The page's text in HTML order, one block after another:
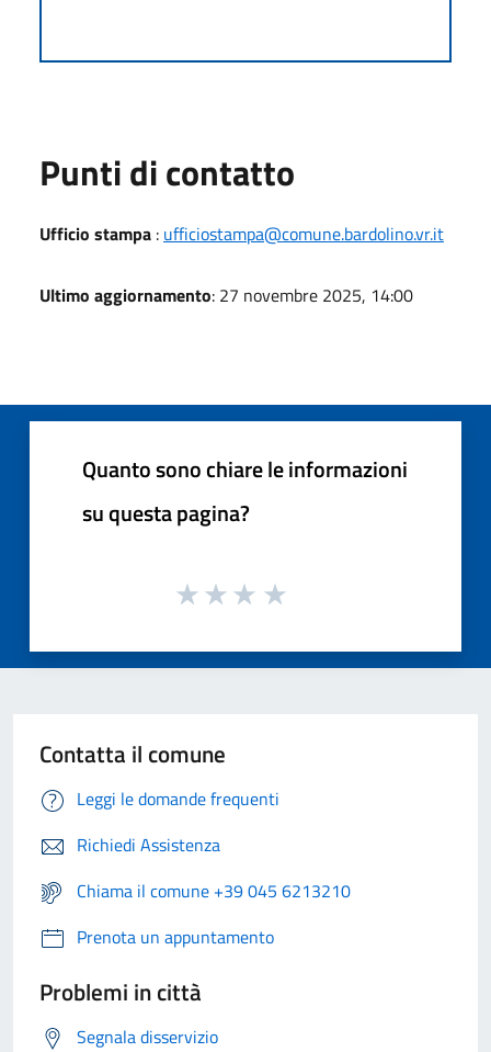
Punti di contatto
Ufficio stampa : ufficiostampa@comune.bardolino.vr.it
Ultimo aggiornamento: 27 novembre 2025, 14:00
Quanto sono chiare le informazioni
su questa pagina?
Contatta il comune
Leggi le domande frequenti
Richiedi Assistenza
Chiama il comune +39 045 6213210
Prenota un appuntamento
Problemi in città
Segnala disservizio